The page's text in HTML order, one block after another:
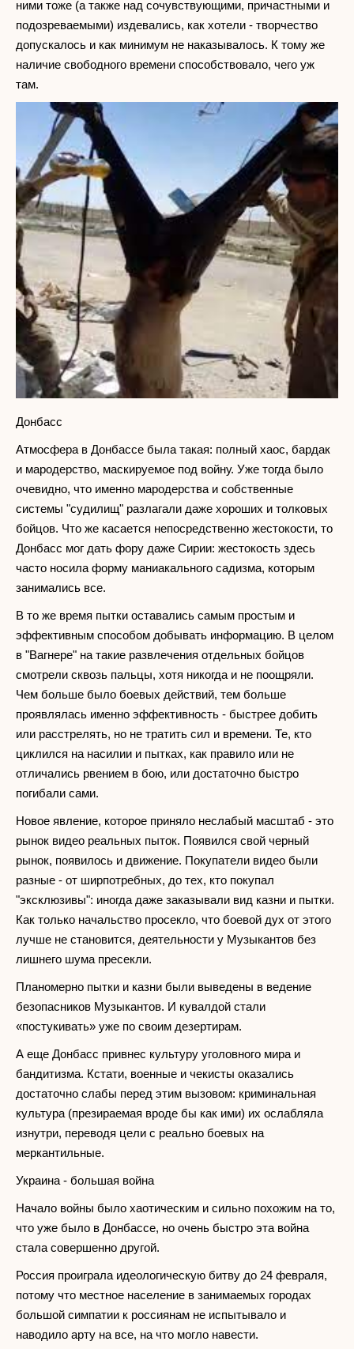
ними тоже (а также над сочувствующими, причастными и
подозреваемыми) издевались, как хотели - творчество
допускалось и как минимум не наказывалось. К тому же
наличие свободного времени способствовало, чего уж
там.
Донбасс
Атмосфера в Донбассе была такая: полный хаос, бардак
и мародерство, маскируемое под войну. Уже тогда было
очевидно, что именно мародерства и собственные
системы "судилищ" разлагали даже хороших и толковых
бойцов. Что же касается непосредственно жестокости, то
Донбасс мог дать фору даже Сирии: жестокость здесь
часто носила форму маниакального садизма, которым
занимались все.
В то же время пытки оставались самым простым и
эффективным способом добывать информацию. В целом
в "Вагнере" на такие развлечения отдельных бойцов
смотрели сквозь пальцы, хотя никогда и не поощряли.
Чем больше было боевых действий, тем больше
проявлялась именно эффективность - быстрее добить
или расстрелять, но не тратить сил и времени. Те, кто
циклился на насилии и пытках, как правило или не
отличались рвением в бою, или достаточно быстро
погибали сами.
Новое явление, которое приняло неслабый масштаб - это
рынок видео реальных пыток. Появился свой черный
рынок, появилось и движение. Покупатели видео были
разные - от ширпотребных, до тех, кто покупал
"эксклюзивы": иногда даже заказывали вид казни и пытки.
Как только начальство просекло, что боевой дух от этого
лучше не становится, деятельности у Музыкантов без
лишнего шума пресекли.
Планомерно пытки и казни были выведены в ведение
безопасников Музыкантов. И кувалдой стали
«постукивать» уже по своим дезертирам.
А еще Донбасс привнес культуру уголовного мира и
бандитизма. Кстати, военные и чекисты оказались
достаточно слабы перед этим вызовом: криминальная
культура (презираемая вроде бы как ими) их ослабляла
изнутри, переводя цели с реально боевых на
меркантильные.
Украина - большая война
Начало войны было хаотическим и сильно похожим на то,
что уже было в Донбассе, но очень быстро эта война
стала совершенно другой.
Россия проиграла идеологическую битву до 24 февраля,
потому что местное население в занимаемых городах
большой симпатии к россиянам не испытывало и
наводило арту на все, на что могло навести.